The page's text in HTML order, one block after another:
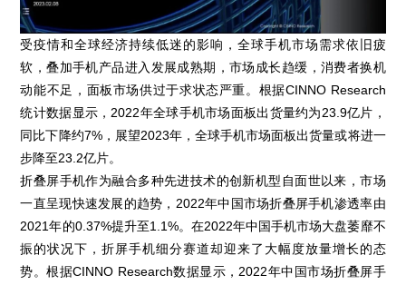
受疫情和全球经济持续低迷的影响，全球手机市场需求依旧疲
软，叠加手机产品进入发展成熟期，市场成长趋缓，消费者换机
动能不足，面板市场供过于求状态严重。根据CINNO Research
统计数据显示，2022年全球手机市场面板出货量约为23.9亿片，
同比下降约7%，展望2023年，全球手机市场面板出货量或将进一
步降至23.2亿片。
折叠屏手机作为融合多种先进技术的创新机型自面世以来，市场
一直呈现快速发展的趋势，2022年中国市场折叠屏手机渗透率由
2021年的0.37%提升至1.1%。在2022年中国手机市场大盘萎靡不
振的状况下，折屏手机细分赛道却迎来了大幅度放量增长的态
势。根据CINNO Research数据显示，2022年中国市场折叠屏手